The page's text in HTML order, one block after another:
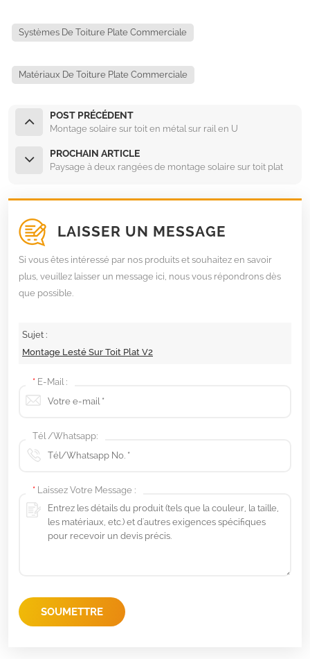
Systèmes De Toiture Plate Commerciale
Matériaux De Toiture Plate Commerciale
POST PRÉCÉDENT
Montage solaire sur toit en métal sur rail en U
PROCHAIN ARTICLE
Paysage à deux rangées de montage solaire sur toit plat
LAISSER UN MESSAGE
Si vous êtes intéressé par nos produits et souhaitez en savoir
plus, veuillez laisser un message ici, nous vous répondrons dès
que possible.
Sujet :
Montage Lesté Sur Toit Plat V2
* E-Mail :
Tél /Whatsapp:
* Laissez Votre Message :
SOUMETTRE